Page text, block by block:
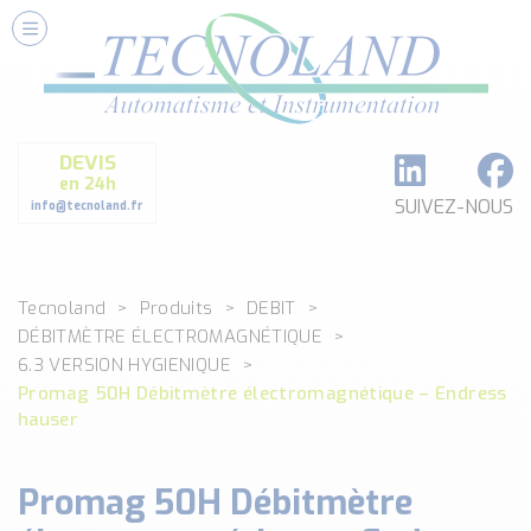
DEVIS
en 24h
info@tecnoland.fr SUIVEZ-NOUS
Nos Services
Conseils et Fourniture
Formation et Assistance
Architecture I-O Link multi fabricants
Classé par catégorie
DEBIT
DETECTION
ANALYSE PHYSICO-CHIMIQUE
Voir toutes les catégories …
Tecnoland Produits
DEBIT
DÉBITMÈTRE ÉLECTROMAGNÉTIQUE
6.3 VERSION HYGIENIQUE
Promag 50H Débitmètre électromagnétique – Endress
hauser
Promag 50H Débitmètre